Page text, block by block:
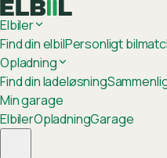
Elbiler
Find din elbilPersonligt
Opladning
Find din ladeløsning
Min garage
ElbilerOpladningGarage